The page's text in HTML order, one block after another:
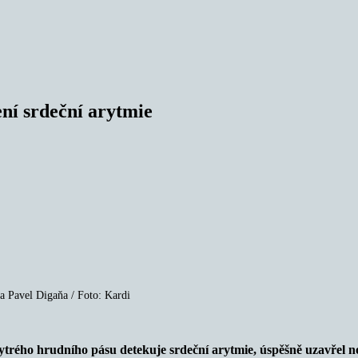
srdeční arytmie
Pavel Digaňa / Foto: Kardi
hrudního pásu detekuje srdeční arytmie, úspěšně uzavřel